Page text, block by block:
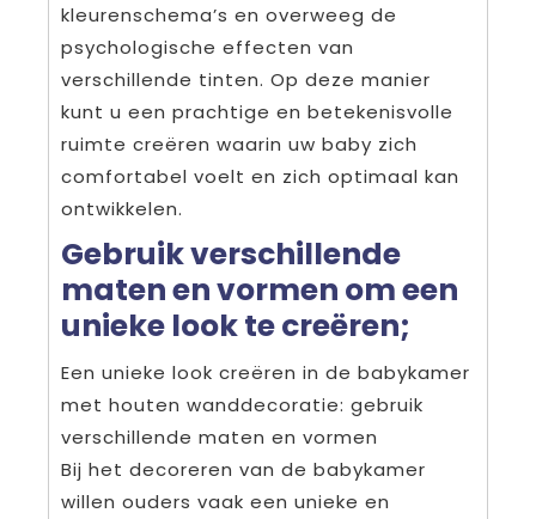
kleurenschema’s en overweeg de
psychologische effecten van
verschillende tinten. Op deze manier
kunt u een prachtige en betekenisvolle
ruimte creëren waarin uw baby zich
comfortabel voelt en zich optimaal kan
ontwikkelen.
Gebruik verschillende
maten en vormen om een
unieke look te creëren;
Een unieke look creëren in de babykamer
met houten wanddecoratie: gebruik
verschillende maten en vormen
Bij het decoreren van de babykamer
willen ouders vaak een unieke en